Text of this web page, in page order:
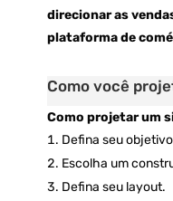
direcionar as
plataforma de
Como você
Como projetar um
Defina seu
Escolha um
Defina seu layout.